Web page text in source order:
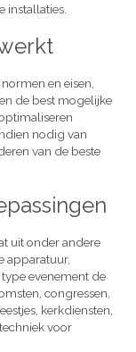
installaties.
en eisen,
de best mogelijke
nodig van
van de beste
uit onder andere
apparatuur,
evenement de
congressen,
kerkdiensten,
voor